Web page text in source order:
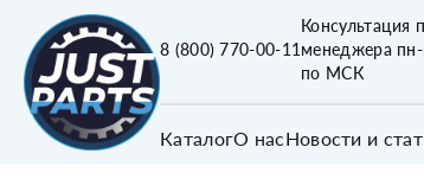
8 (800) 770-00-11
Консультация
менеджера
по МСК
КаталогО насНовости и